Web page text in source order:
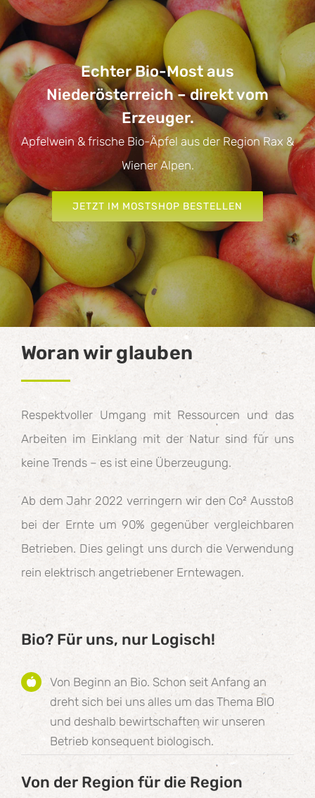
Echter Bio-Most aus
Niederösterreich – direkt vom
Erzeuger.
Apfelwein & frische Bio-Äpfel aus der Region Rax &
Wiener Alpen.
JETZT IM MOSTSHOP BESTELLEN
Woran wir glauben
Respektvoller Umgang mit Ressourcen und das
Arbeiten im Einklang mit der Natur sind für uns
keine Trends – es ist eine Überzeugung.
Ab dem Jahr 2022 verringern wir den Co² Ausstoß
bei der Ernte um 90% gegenüber vergleichbaren
Betrieben. Dies gelingt uns durch die Verwendung
rein elektrisch angetriebener Erntewagen.
Bio? Für uns, nur Logisch!
Von Beginn an Bio. Schon seit Anfang an
dreht sich bei uns alles um das Thema BIO
und deshalb bewirtschaften wir unseren
Betrieb konsequent biologisch.
Von der Region für die Region